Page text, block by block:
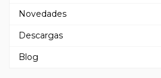
Novedades
Descargas
Blog